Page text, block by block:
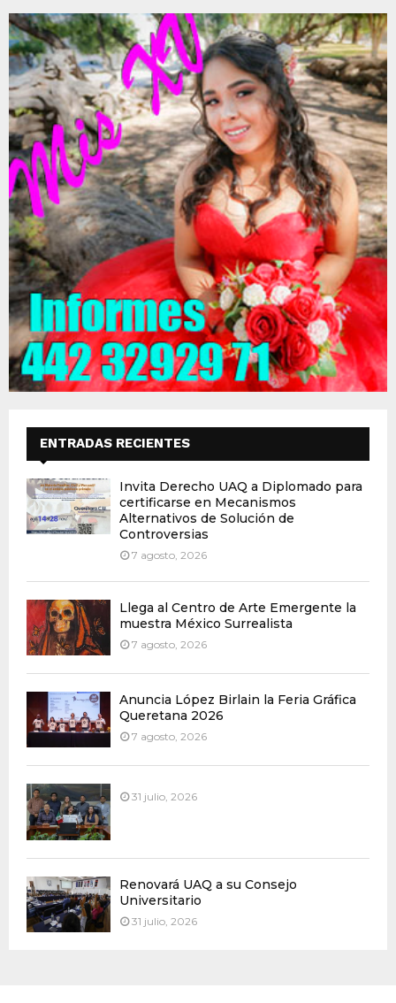
ENTRADAS RECIENTES
Invita Derecho UAQ a Diplomado para
certificarse en Mecanismos
Alternativos de Solución de
Controversias
7 agosto, 2026
Llega al Centro de Arte Emergente la
muestra México Surrealista
7 agosto, 2026
Anuncia López Birlain la Feria Gráfica
Queretana 2026
7 agosto, 2026
31 julio, 2026
Renovará UAQ a su Consejo
Universitario
31 julio, 2026